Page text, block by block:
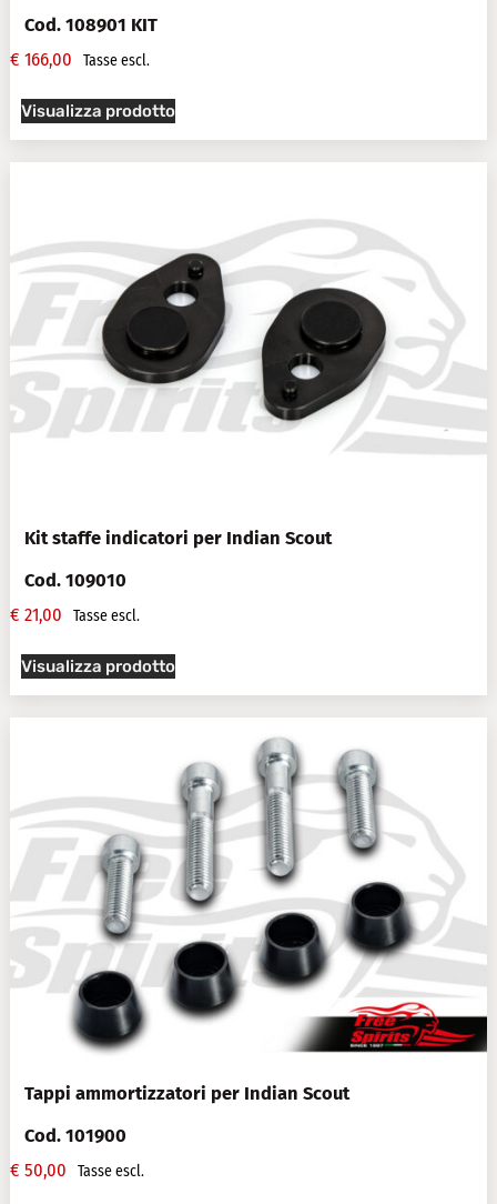
Cod. 108901 KIT
€ 166,00 Tasse escl.
Visualizza prodotto
Kit staffe indicatori per Indian Scout
Cod. 109010
€ 21,00 Tasse escl.
Visualizza prodotto
Tappi ammortizzatori per Indian Scout
Cod. 101900
€ 50,00 Tasse escl.